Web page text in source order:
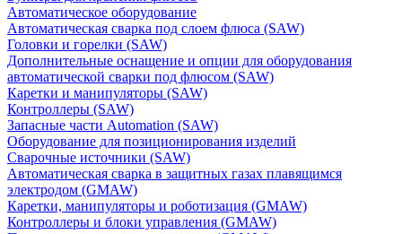
Автоматическое оборудование
Автоматическая сварка под слоем флюса (SAW)
Головки и горелки (SAW)
Дополнительные оснащение и опции для оборудования
автоматической сварки под флюсом (SAW)
Каретки и манипуляторы (SAW)
Контроллеры (SAW)
Запасные части Automation (SAW)
Оборудование для позиционирования изделий
Сварочные источники (SAW)
Автоматическая сварка в защитных газах плавящимся
электродом (GMAW)
Каретки, манипуляторы и роботизация (GMAW)
Контроллеры и блоки управления (GMAW)